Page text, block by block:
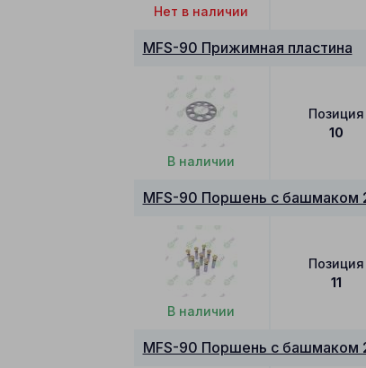
Нет в наличии
MFS-90 Прижимная пластина
В наличии
Позиция
10
MFS-90 Поршень с башмаком
В наличии
Позиция
11
MFS-90 Поршень с башмаком